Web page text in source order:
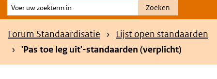
Voer
uw
zoekterm
Zoeken
Kruimelpad
Forum Standaardisatie
Lijst open standaarden
'Pas toe leg uit'-standaarden (verplicht)